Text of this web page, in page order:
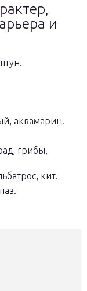
и
аквамарин.
грибы,
кит.